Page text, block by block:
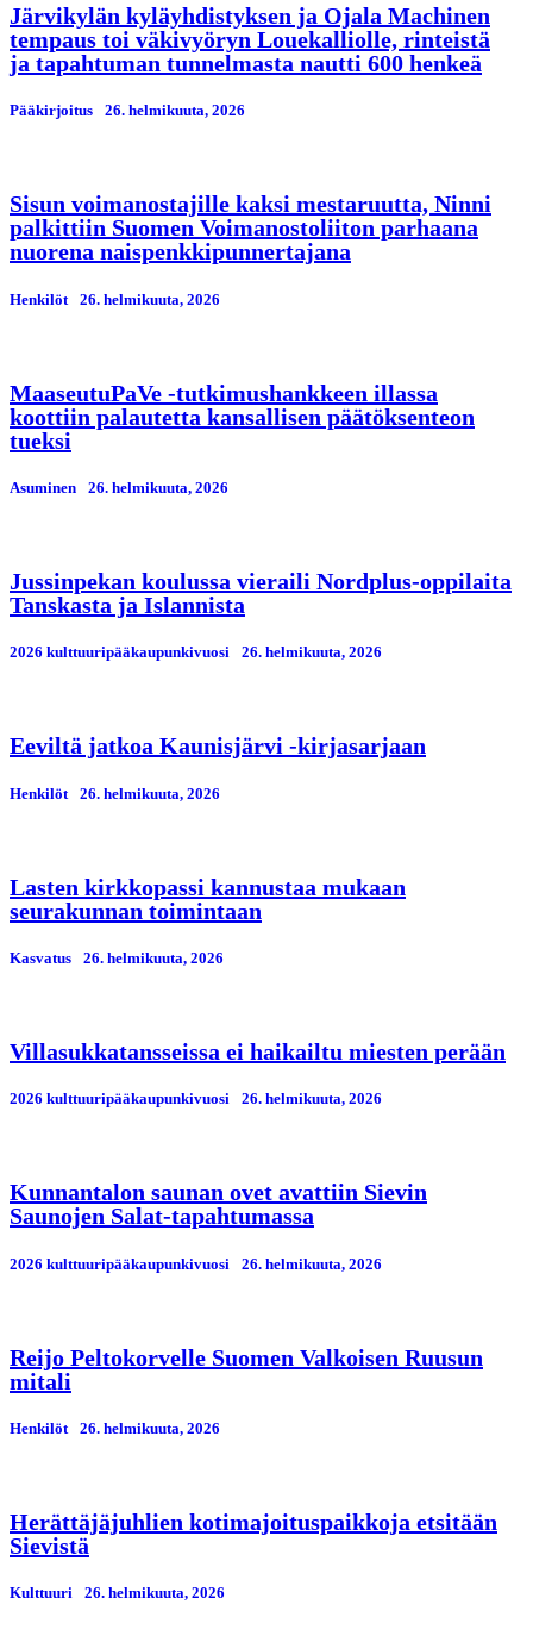
Järvikylän kyläyhdistyksen ja Ojala Machinen
tempaus toi väkivyöryn Louekalliolle, rinteistä
ja tapahtuman tunnelmasta nautti 600 henkeä
Pääkirjoitus 26. helmikuuta, 2026
Sisun voimanostajille kaksi mestaruutta, Ninni
palkittiin Suomen Voimanostoliiton parhaana
nuorena naispenkkipunnertajana
Henkilöt 26. helmikuuta, 2026
MaaseutuPaVe -tutkimushankkeen illassa
koottiin palautetta kansallisen päätöksenteon
tueksi
Asuminen 26. helmikuuta, 2026
Jussinpekan koulussa vieraili Nordplus-oppilaita
Tanskasta ja Islannista
2026 kulttuuripääkaupunkivuosi 26. helmikuuta, 2026
Eeviltä jatkoa Kaunisjärvi -kirjasarjaan
Henkilöt 26. helmikuuta, 2026
Lasten kirkkopassi kannustaa mukaan
seurakunnan toimintaan
Kasvatus 26. helmikuuta, 2026
Villasukkatansseissa ei haikailtu miesten perään
2026 kulttuuripääkaupunkivuosi 26. helmikuuta, 2026
Kunnantalon saunan ovet avattiin Sievin
Saunojen Salat-tapahtumassa
2026 kulttuuripääkaupunkivuosi 26. helmikuuta, 2026
Reijo Peltokorvelle Suomen Valkoisen Ruusun
mitali
Henkilöt 26. helmikuuta, 2026
Herättäjäjuhlien kotimajoituspaikkoja etsitään
Sievistä
Kulttuuri 26. helmikuuta, 2026